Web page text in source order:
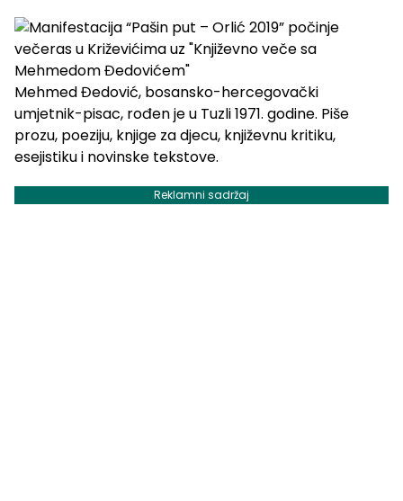
Mehmed Đedović, bosansko-hercegovački
umjetnik-pisac, rođen je u Tuzli 1971. godine. Piše
prozu, poeziju, knjige za djecu, književnu kritiku,
esejistiku i novinske tekstove.
Reklamni sadržaj